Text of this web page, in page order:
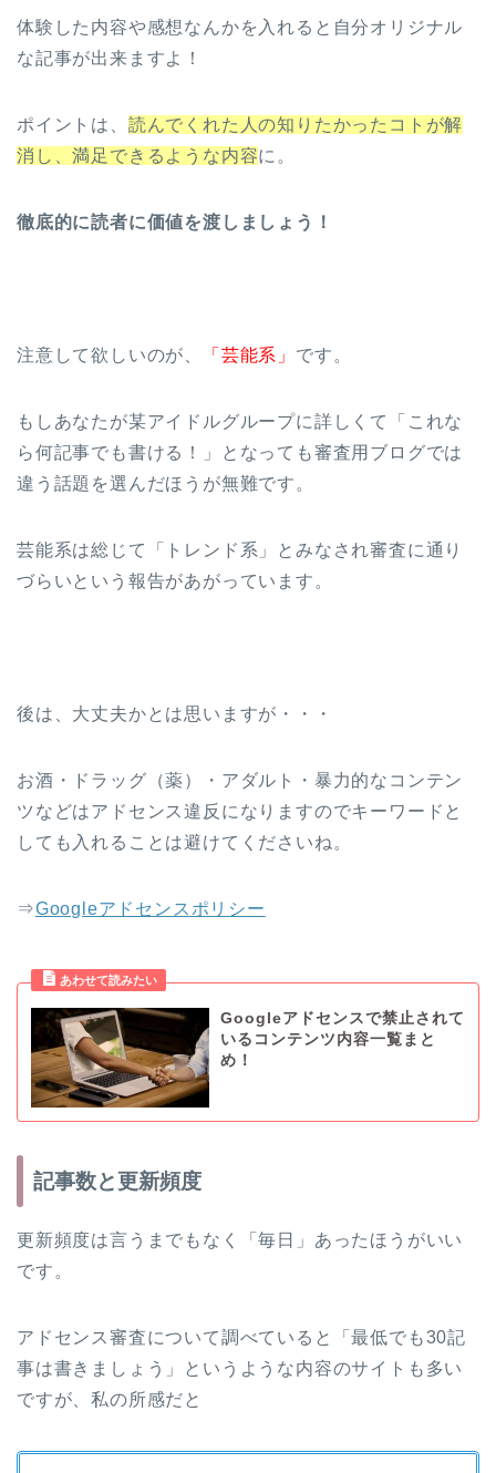
体験した内容や感想なんかを入れると自分オリジナル
な記事が出来ますよ！
ポイントは、 読んでくれた人の知りたかったコトが解
消し、満足できるような内容に。
徹底的に読者に価値を渡しましょう！
注意して欲しいのが、 「芸能系」 です。
もしあなたが某アイドルグループに詳しくて「これな
ら何記事でも書ける！」となっても審査用ブログでは
違う話題を選んだほうが無難です。
芸能系は総じて「トレンド系」とみなされ審査に通り
づらいという報告があがっています。
後は、大丈夫かとは思いますが・・・
お酒・ドラッグ（薬）・アダルト・暴力的なコンテン
ツなどはアドセンス違反になりますのでキーワードと
しても入れることは避けてくださいね。
⇒Googleアドセンスポリシー
Googleアドセンスで禁止されて
いるコンテンツ内容一覧まと
め！
記事数と更新頻度
更新頻度は言うまでもなく「毎日」あったほうがいい
です。
アドセンス審査について調べていると「最低でも30記
事は書きましょう」というような内容のサイトも多い
ですが、私の所感だと